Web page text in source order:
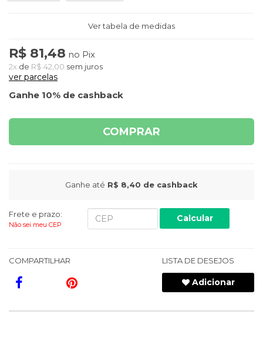
Ver tabela de medidas
R$ 81,48 no Pix
2x de R$ 42,00 sem juros
ver parcelas
Ganhe 10% de cashback
COMPRAR
Ganhe até R$ 8,40 de cashback
Frete e prazo:
Não sei meu CEP
Calcular
COMPARTILHAR LISTA DE DESEJOS
Adicionar